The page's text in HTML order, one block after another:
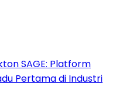
SAGE: Platform
Pertama di Industri